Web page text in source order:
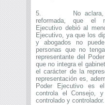
5. No aclara,
reformada, que el
Ejecutivo debió al
Ejecutivo, ya que los
y abogados no
personas que no
representante del
que no integra el
el carácter de la
representación es,
Poder Ejecutivo es
controla el Consejo,
controlado y controlador.